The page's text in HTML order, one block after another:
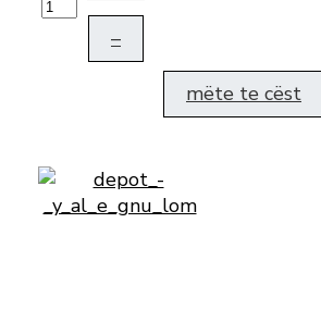
–
mëte te cëst